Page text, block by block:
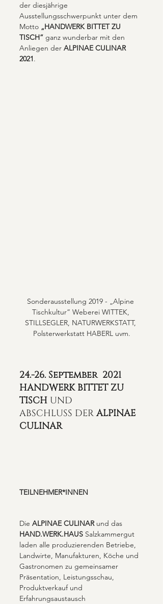
der diesjährige
Ausstellungsschwerpunkt unter dem
Motto „HANDWERK BITTET ZU
TISCH” ganz wunderbar mit den
Anliegen der ALPINAE CULINAR
2021.
Sonderausstellung 2019 - „Alpine
Tischkultur” Weberei WITTEK,
STILLSEGLER, NATURWERKSTATT,
Polsterwerkstatt HABERL uvm.
24.-26. September  2021
HANDWERK BITTET ZU
TISCH UND
ABSCHLUSS DER ALPINAE
CULINAR
TEILNEHMER*INNEN
Die ALPINAE CULINAR und das
HAND.WERK.HAUS Salzkammergut
laden alle produzierenden Betriebe,
Landwirte, Manufakturen, Köche und
Gastronomen zu gemeinsamer
Präsentation, Leistungsschau,
Produktverkauf und
Erfahrungsaustausch